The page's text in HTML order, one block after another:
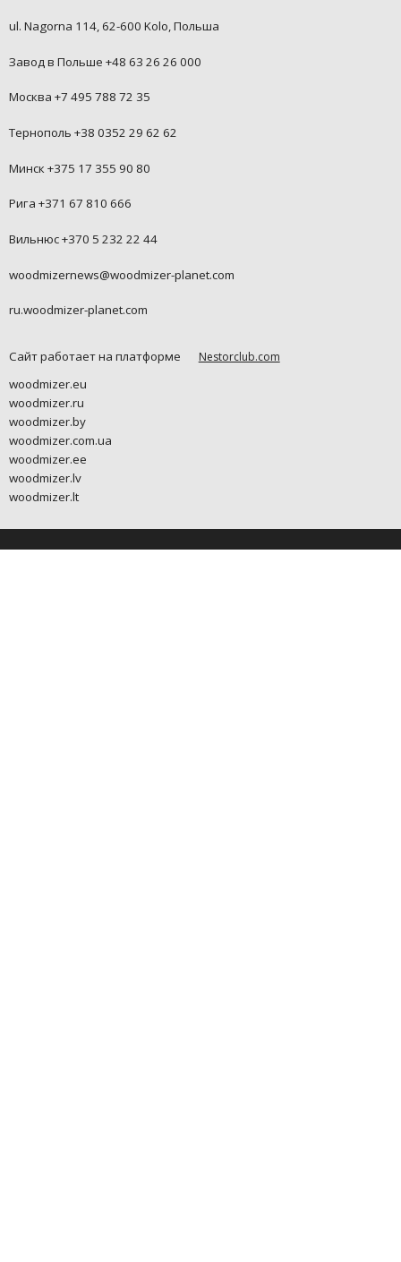
ul. Nagorna 114, 62-600 Kolo, Польша
Завод в Польше +48 63 26 26 000
Москва +7 495 788 72 35
Тернополь +38 0352 29 62 62
Минск +375 17 355 90 80
Рига +371 67 810 666
Вильнюс +370 5 232 22 44
woodmizernews@woodmizer-planet.com
ru.woodmizer-planet.com
Сайт работает на платформе Nestorclub.com
woodmizer.eu
woodmizer.ru
woodmizer.by
woodmizer.com.ua
woodmizer.ee
woodmizer.lv
woodmizer.lt